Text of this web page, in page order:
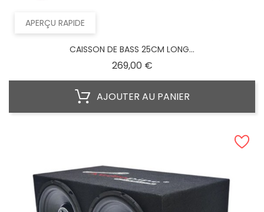
APERÇU RAPIDE
CAISSON DE BASS 25CM LONG...
269,00 €Prix
AJOUTER AU PANIER